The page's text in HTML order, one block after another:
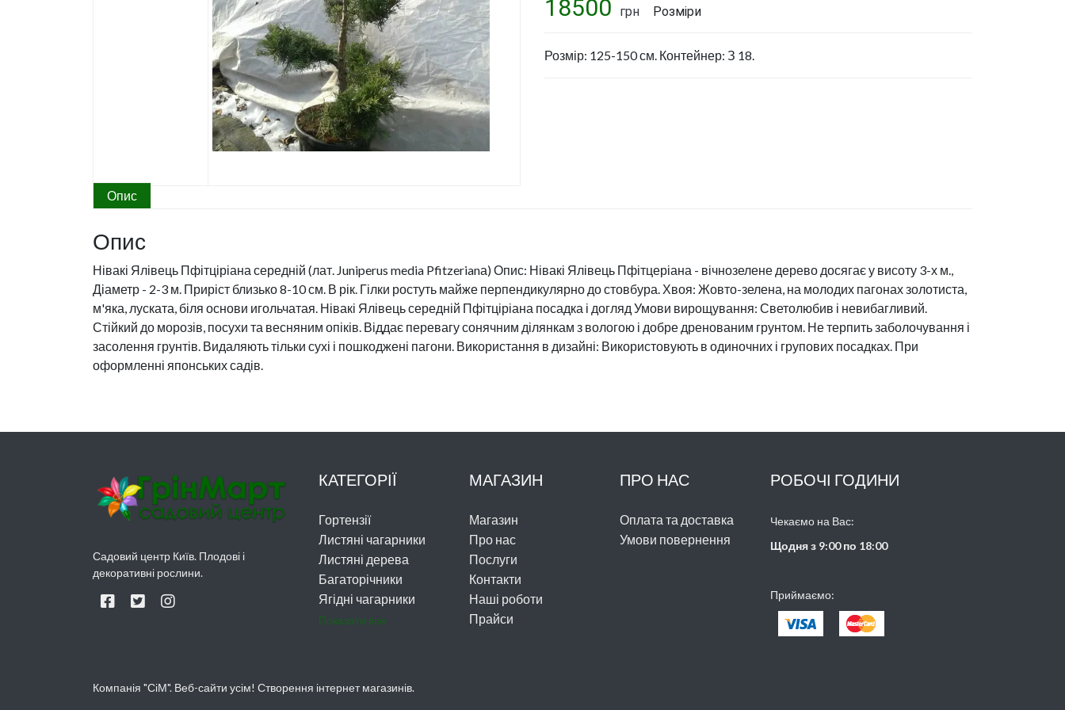
підпірних стін.
Штучні водойми
Ландшафтный дизайн та
проектування
плодового саду. Стрижка
18500 грн Розміри
Розмір: 125-150 см. Контейнер: З 18.
Опис
Опис
Нівакі Ялівець Пфітціріана середній (лат. Juniperus media Pfitzerianа) Опис: Нівакі Ялівець Пфітцеріана - вічнозелене дерево досягає у висоту 3-х м.,
Діаметр - 2-3 м. Приріст близько 8-10 см. В рік. Гілки ростуть майже перпендикулярно до стовбура. Хвоя: Жовто-зелена, на молодих пагонах золотиста,
м'яка, луската, біля основи игольчатая. Нівакі Ялівець середній Пфітціріана посадка і догляд Умови вирощування: Светолюбив і невибагливий.
Стійкий до морозів, посухи та весняним опіків. Віддає перевагу сонячним ділянкам з вологою і добре дренованим грунтом. Не терпить заболочування і
засолення грунтів. Видаляють тільки сухі і пошкоджені пагони. Використання в дизайні: Використовують в одиночних і групових посадках. При
оформленні японських садів.
Садовий центр Київ. Плодові і
декоративні рослини.
КАТЕГОРІЇ
Гортензії
Листяні чагарники
Листяні дерева
Багаторічники
Ягідні чагарники
Показати все
МАГАЗИН
Магазин
Про нас
Послуги
Контакти
Наші роботи
Прайси
ПРО НАС
Оплата та доставка
Умови повернення
РОБОЧІ ГОДИНИ
Чекаємо на Вас:
Щодня з 9:00 по 18:00
Приймаємо:
Компанія "СіМ". Веб-сайти усім! Створення інтернет магазинів.